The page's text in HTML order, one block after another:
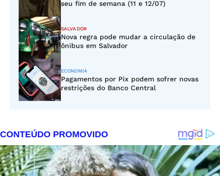
seu fim de semana (11 e 12/07)
SALVADOR
Nova regra pode mudar a circulação de
ônibus em Salvador
ECONOMIA
Pagamentos por Pix podem sofrer novas
restrições do Banco Central